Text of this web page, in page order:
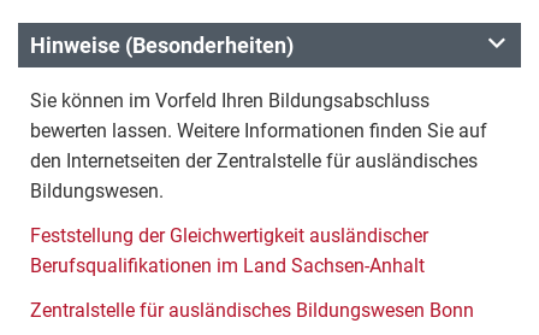
Hinweise (Besonderheiten)
Sie können im Vorfeld Ihren Bildungsabschluss
bewerten lassen. Weitere Informationen finden Sie auf
den Internetseiten der Zentralstelle für ausländisches
Bildungswesen.
Feststellung der Gleichwertigkeit ausländischer
Berufsqualifikationen im Land Sachsen-Anhalt
Zentralstelle für ausländisches Bildungswesen Bonn